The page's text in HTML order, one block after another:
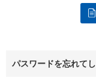
パスワードを忘れて